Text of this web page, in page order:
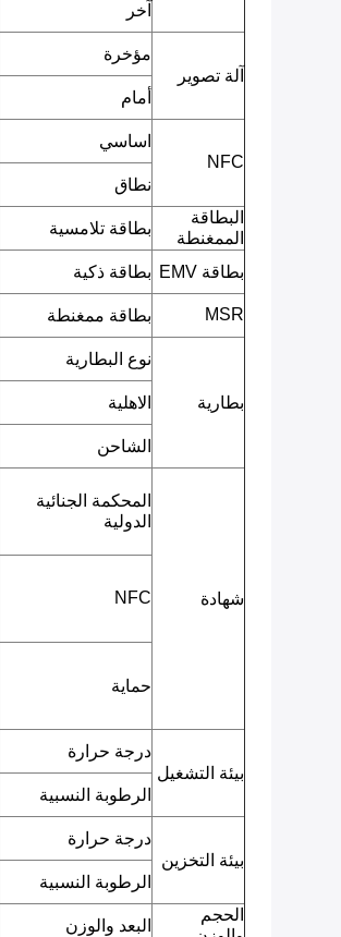
آخر
آلة تصوير
مؤخرة
أمام
NFC
اساسي
نطاق
البطاقة
الممغنطة
بطاقة تلامسية
بطاقة EMV
بطاقة ذكية
MSR بطاقة ممغنطة
بطارية
نوع البطارية
الاهلية
الشاحن
شهادة
المحكمة الجنائية
الدولية
NFC
حماية
بيئة التشغيل
درجة حرارة
الرطوبة النسبية
بيئة التخزين
درجة حرارة
الرطوبة النسبية
الحجم
البعد والوزن